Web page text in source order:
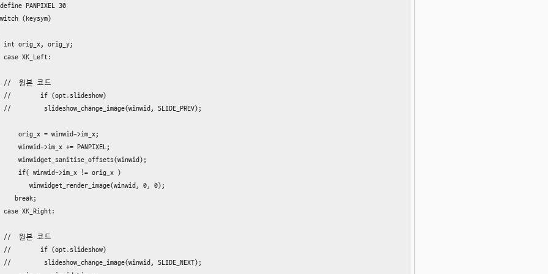
PANPIXEL 30
(keysym)
int orig_x, orig_y;
case XK_Left:
//  원본 코드
//        if (opt.slideshow)
//         slideshow_change_image(winwid, SLIDE_PREV);
orig_x = winwid->im_x;
winwid->im_x += PANPIXEL;
winwidget_sanitise_offsets(winwid);
if( winwid->im_x != orig_x )
winwidget_render_image(winwid, 0, 0);
break;
case XK_Right:
//  원본 코드
//        if (opt.slideshow)
//         slideshow_change_image(winwid, SLIDE_NEXT);